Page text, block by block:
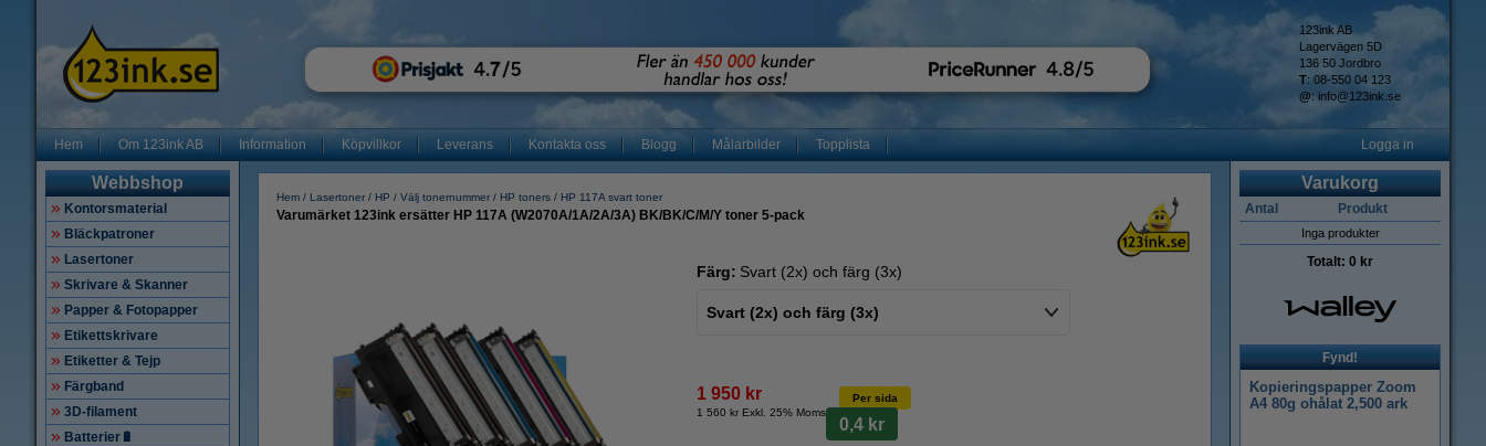
123ink AB
Lagervägen 5D
136 50 Jordbro
T: 08-550 04 123
@: info@123ink.se
Hem Om 123ink AB Information Köpvillkor Leverans Kontakta oss Blogg Målarbilder Topplista Logga in
Webbshop
Kontorsmaterial
Bläckpatroner
Lasertoner
Skrivare & Skanner
Papper & Fotopapper
Etikettskrivare
Etiketter & Tejp
Färgband
3D-filament
Batterier🔋
Hem Lasertoner HP Välj tonernummer HP toners HP 117A svart toner
Varumärket 123ink ersätter HP 117A (W2070A/1A/2A/3A) BK/BK/C/M/Y toner 5-pack
Färg: Svart (2x) och färg (3x)
Svart (2x) och färg (3x)
1 950 kr
1 560 kr Exkl. 25% Moms
Per sida
0,4 kr
Varukorg
Antal Produkt
Inga produkter
Totalt: 0 kr
Fynd!
Kopieringspapper Zoom
A4 80g ohålat 2,500 ark